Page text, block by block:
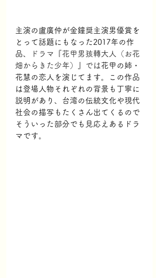
主演の盧廣仲が金鐘奨主演男優賞を
とって話題にもなった2017年の作
品、
ドラマ『花甲男孩轉大人（お花
畑からきた少年）』では花甲の姉・
花慧の恋人を演じてます。この作品
は登場人物それぞれの背景も丁寧に
説明があり、台湾の伝統文化や現代
社会の描写もたくさん出てくるので
そういった部分でも見応えあるドラ
マです。